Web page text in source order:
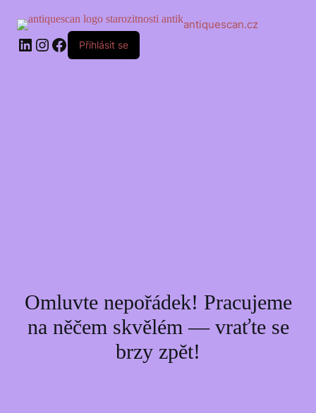
content
antiquescan.cz
LinkedIn
Instagram
Facebook
Přihlásit se
Omluvte nepořádek! Pracujeme
na něčem skvělém — vraťte se
brzy zpět!